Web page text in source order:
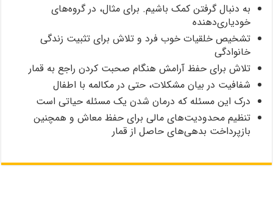
به دنبال گرفتن کمک باشیم. برای مثال، در گروه‌های
خودیاری‌دهنده
تشخیص خلقیات خوب فرد و تلاش برای تثبیت زندگی
خانوادگی
تلاش برای حفظ آرامش هنگام صحبت کردن راجع به قمار
شفافیت در بیان مشکلات، حتی در مکالمه با اطفال
درک این مسئله که درمان شدن یک مسئله حیاتی است
تنظیم محدودیت‌های مالی برای حفظ معاش و همچنین
بازپرداخت بدهی‌های حاصل از قمار